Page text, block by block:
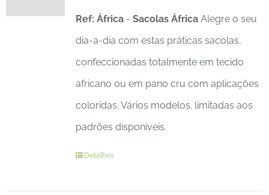
Ref: África- Sacolas ÁfricaAlegre o seu
dia-a-dia com estas práticas sacolas,
confeccionadas totalmente em tecido
africano ou em pano cru com aplicações
coloridas. Vários modelos. limitadas aos
padrões disponíveis.
Detalhes